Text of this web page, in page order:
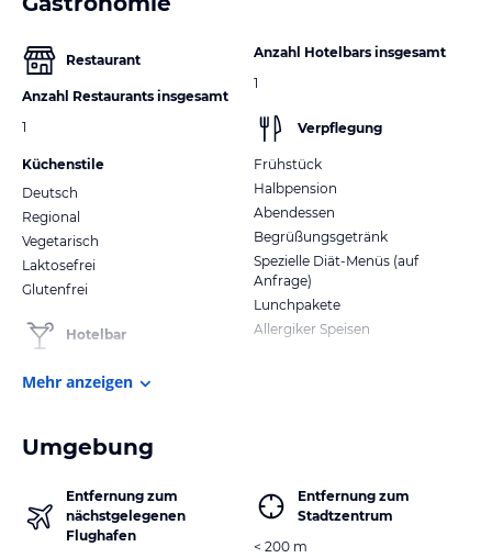
Restaurant
Anzahl Restaurants insgesamt
1
Küchenstile
Deutsch
Regional
Vegetarisch
Laktosefrei
Glutenfrei
Hotelbar
Anzahl Hotelbars insgesamt
1
Verpflegung
Frühstück
Halbpension
Abendessen
Begrüßungsgetränk
Spezielle Diät-Menüs (auf
Anfrage)
Lunchpakete
Allergiker Speisen
Mehr anzeigen
Umgebung
Entfernung zum
nächstgelegenen
Flughafen
Entfernung zum
Stadtzentrum
< 200 m